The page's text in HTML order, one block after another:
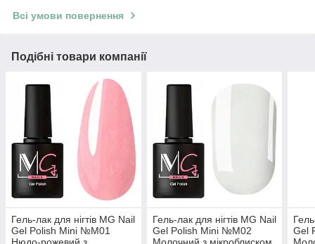
Всі умови повернення
Подібні товари компанії
Гель-лак для нігтів MG Nail
Gel Polish Mini №М01
Гель-лак для нігтів MG Nail
Gel Polish Mini №М02
Gel